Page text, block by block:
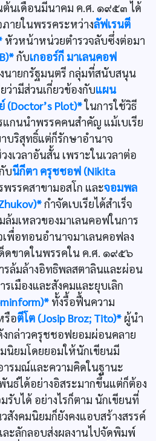
นเดือนมีนาคม ค.ศ. ๑๙๕๓ ได้
ายในพรรคระหว่างลัฟเรนตี
หัวหน้าหน่วยตำรวจลับซึ่งต่อมา
กับเกออร์กี มาเลนคอฟ
นายกรัฐมนตรี กลุ่มที่สนับสนุน
ว่ามีส่วนเกี่ยวข้องกับแผน
Plot)*ในการใช้วิธี
กนนำพรรคคนสำคัญ แม้เบเรีย
บริสุทธิ์แต่ก็รักษาอำนาจ
งเวลาอันสั้น เพราะในเวลาต่อ
บนีกีตา ครุชชอฟ (Nikita
พรรคสาขามอสโก และจอมพล
กำจัดเบเรียได้สำเร็จ
มเหลวของมาเลนคอฟในการ
เพื่อทอนอำนาจมาเลนคอฟลง
ดขาดในพรรคใน ค.ศ. ๑๙๕๖
รล้มล้างอิทธิพลสตาลินและผ่อน
รเมืองและสังคมและยุบเลิก
ทั้งรื้อฟื้นความ
รือตีโต (Josip Broz; Tito)* ผู้นำ
งกล่าวครุชชอฟยอมผ่อนคลาย
นิยมโดยยอมให้นักเขียนมี
ารมณ์และความคิดในฐานะ
นธ์ได้อย่างอิสระมากขึ้นแต่ก็ต้อง
บได้ อย่างไรก็ตาม นักเขียนที่
งคมนิยมก็ยังคงแอบสร้างสรรค์
ะลักลอบส่งผลงานไปจัดพิมพ์